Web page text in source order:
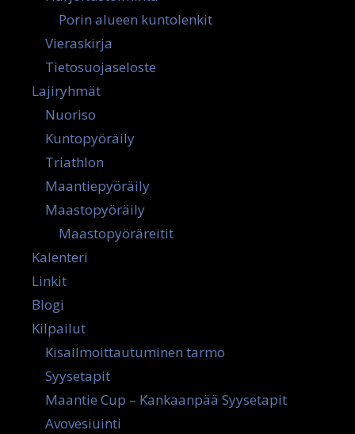
Porin alueen kuntolenkit
Vieraskirja
Tietosuojaseloste
Lajiryhmät
Nuoriso
Kuntopyöräily
Triathlon
Maantiepyöräily
Maastopyöräily
Maastopyöräreitit
Kalenteri
Linkit
Blogi
Kilpailut
Kisailmoittautuminen tarmo
Syysetapit
Maantie Cup – Kankaanpää Syysetapit
Avovesiuinti